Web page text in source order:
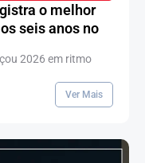
o melhor
seis anos no
2026 em ritmo
Ver Mais